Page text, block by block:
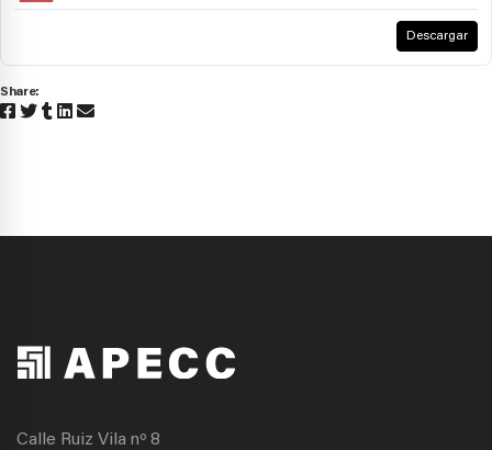
Descargar
Share:
Calle Ruiz Vila nº 8